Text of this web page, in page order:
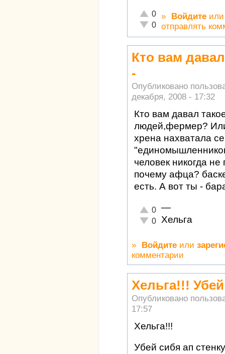
Отлично!
0
Неадекватно!
0
» Войдите
отправлять
Кто вам
-
Опубликовано
декабря, 2008 - 17:32
Кто вам давал
людей,фермер?
хрена нахватала
человек никогда
почему афца?
есть. А вот ты -
Отлично!
0
Неадекватно!
0
—
Хельга
» Войдите или
комментарии
Хельга!!!
Опубликовано
17:57
Хельга!!!
Убей сибя ап